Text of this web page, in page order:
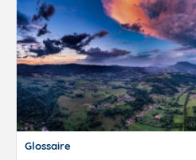
Glossaire